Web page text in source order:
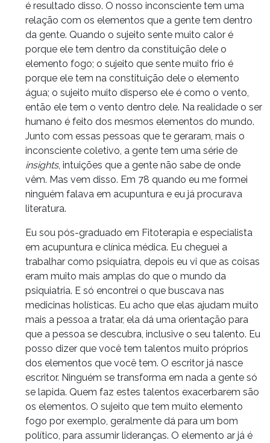
é resultado disso. O nosso inconsciente tem uma
relação com os elementos que a gente tem dentro
da gente. Quando o sujeito sente muito calor é
porque ele tem dentro da constituição dele o
elemento fogo; o sujeito que sente muito frio é
porque ele tem na constituição dele o elemento
água; o sujeito muito disperso ele é como o vento,
então ele tem o vento dentro dele. Na realidade o ser
humano é feito dos mesmos elementos do mundo.
Junto com essas pessoas que te geraram, mais o
inconsciente coletivo, a gente tem uma série de
insights, intuições que a gente não sabe de onde
vêm. Mas vem disso. Em 78 quando eu me formei
ninguém falava em acupuntura e eu já procurava
literatura.
Eu sou pós-graduado em Fitoterapia e especialista
em acupuntura e clínica médica. Eu cheguei a
trabalhar como psiquiatra, depois eu vi que as coisas
eram muito mais amplas do que o mundo da
psiquiatria. E só encontrei o que buscava nas
medicinas holísticas. Eu acho que elas ajudam muito
mais a pessoa a tratar, ela dá uma orientação para
que a pessoa se descubra, inclusive o seu talento. Eu
posso dizer que você tem talentos muito próprios
dos elementos que você tem. O escritor já nasce
escritor. Ninguém se transforma em nada a gente só
se lapida. Quem faz estes talentos exacerbarem são
os elementos. O sujeito que tem muito elemento
fogo por exemplo, geralmente dá para um bom
político, para assumir lideranças. O elemento ar já é